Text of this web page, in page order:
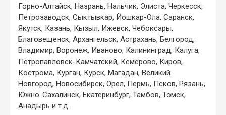
Горно-Алтайск, Назрань, Нальчик, Элиста, Черкесск,
Петрозаводск, Сыктывкар, Йошкар-Ола, Саранск,
Якутск, Казань, Кызыл, Ижевск, Чебоксары,
Благовещенск, Архангельск, Астрахань, Белгород,
Владимир, Воронеж, Иваново, Калининград, Калуга,
Петропавловск-Камчатский, Кемерово, Киров,
Кострома, Курган, Курск, Магадан, Великий
Новгород, Новосибирск, Орел, Пермь, Псков, Рязань,
Южно-Сахалинск, Екатеринбург, Тамбов, Томск,
Анадырь и т.д.